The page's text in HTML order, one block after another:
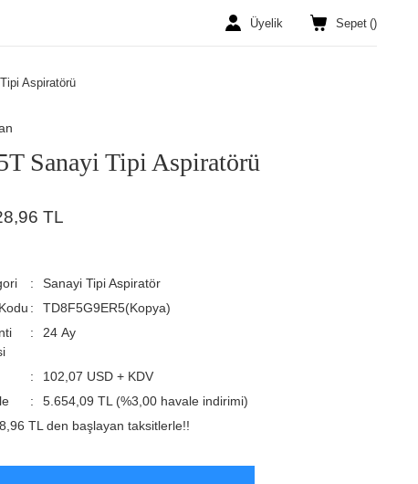
Üyelik Sepet ()
Aspiratörü
Sanayi Tipi Aspiratörü
TL
Sanayi Tipi Aspiratör
TD8F5G9ER5(Kopya)
24 Ay
102,07 USD + KDV
5.654,09 TL (%3,00 havale indirimi)
TL den başlayan taksitlerle!!